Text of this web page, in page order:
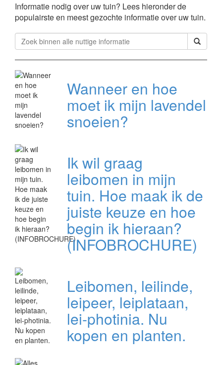
Informatie nodig over uw tuin? Lees hieronder de
populairste en meest gezochte informatie over uw tuin.
Wanneer en hoe
moet ik mijn lavendel
snoeien?
Ik wil graag
leibomen in mijn
tuin. Hoe maak ik de
juiste keuze en hoe
begin ik hieraan?
(INFOBROCHURE)
Leibomen, leilinde,
leipeer, leiplataan,
lei-photinia. Nu
kopen en planten.